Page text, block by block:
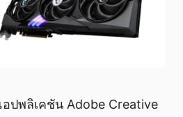
ปพลิเคชัน Adobe Creative